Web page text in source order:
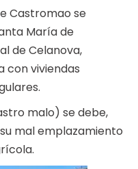
Castromao se
María de
de Celanova,
con viviendas
malo) se debe,
mal emplazamiento